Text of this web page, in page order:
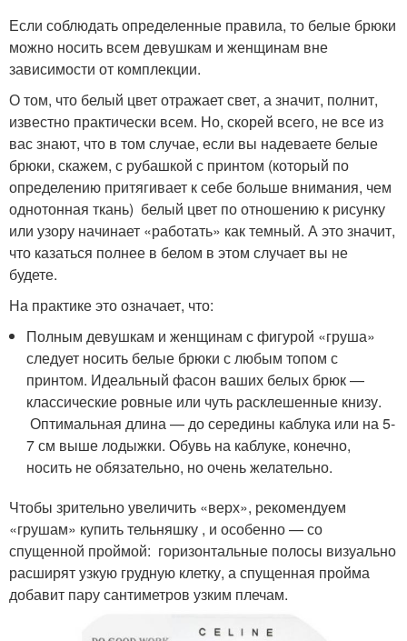
Если соблюдать определенные правила, то белые брюки
можно носить всем девушкам и женщинам вне
зависимости от комплекции.
О том, что белый цвет отражает свет, а значит, полнит,
известно практически всем. Но, скорей всего, не все из
вас знают, что в том случае, если вы надеваете белые
брюки, скажем, с рубашкой с принтом (который по
определению притягивает к себе больше внимания, чем
однотонная ткань) белый цвет по отношению к рисунку
или узору начинает «работать» как темный. А это значит,
что казаться полнее в белом в этом случает вы не
будете.
На практике это означает, что:
Полным девушкам и женщинам с фигурой «груша»
следует носить белые брюки с любым топом с
принтом. Идеальный фасон ваших белых брюк —
классические ровные или чуть расклешенные книзу.
Оптимальная длина — до середины каблука или на 5-
7 см выше лодыжки. Обувь на каблуке, конечно,
носить не обязательно, но очень желательно.
Чтобы зрительно увеличить «верх», рекомендуем
«грушам» купить тельняшку , и особенно — со
спущенной проймой: горизонтальные полосы визуально
расширят узкую грудную клетку, а спущенная пройма
добавит пару сантиметров узким плечам.